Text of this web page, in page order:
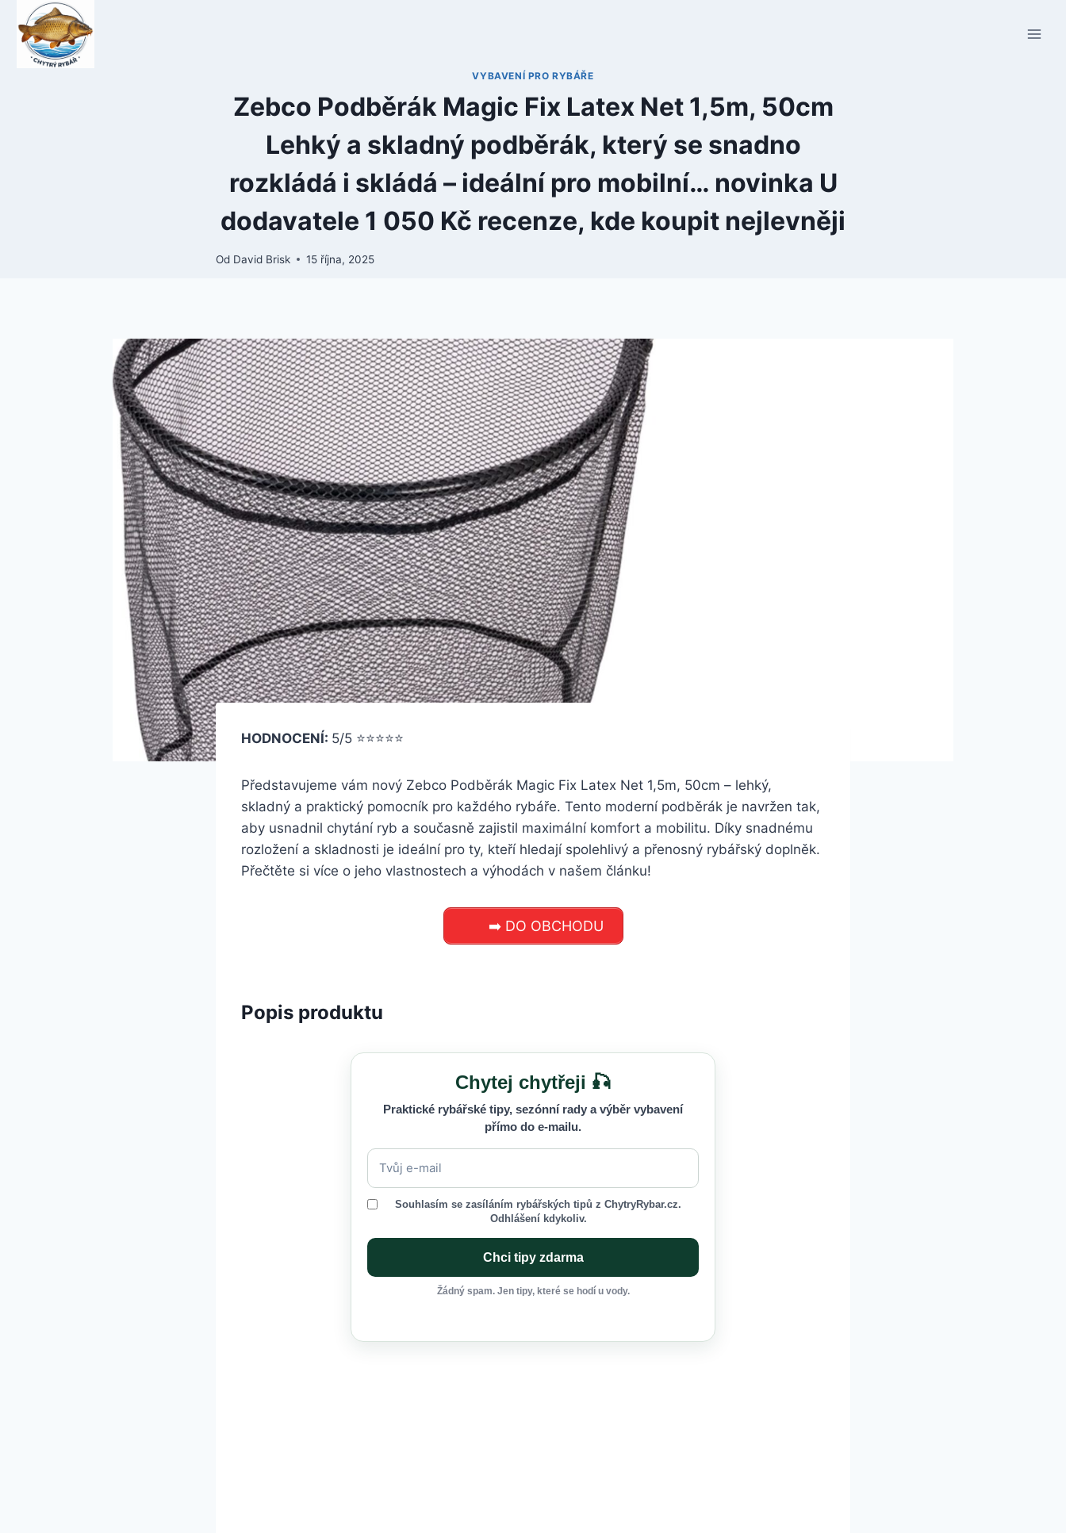
Přeskočit
obsah
VYBAVENÍ PRO RYBÁŘE
Zebco Podběrák Magic Fix Latex Net 1,5m, 50cm
Lehký a skladný podběrák, který se snadno
rozkládá i skládá – ideální pro mobilní… novinka U
dodavatele 1 050 Kč recenze, kde koupit nejlevněji
Od David Brisk 15 října, 2025
HODNOCENÍ: 5/5 ⭐⭐⭐⭐⭐
Představujeme vám nový Zebco Podběrák Magic Fix Latex Net 1,5m, 50cm – lehký,
skladný a praktický pomocník pro každého rybáře. Tento moderní podběrák je navržen tak,
aby usnadnil chytání ryb a současně zajistil maximální komfort a mobilitu. Díky snadnému
rozložení a skladnosti je ideální pro ty, kteří hledají spolehlivý a přenosný rybářský doplněk.
Přečtěte si více o jeho vlastnostech a výhodách v našem článku!
➡️ DO OBCHODU
Popis produktu
Chytej chytřeji 🎣
Praktické rybářské tipy, sezónní rady a výběr vybavení
přímo do e-mailu.
Souhlasím se zasíláním rybářských tipů z ChytryRybar.cz.
Odhlášení kdykoliv.
Chci tipy zdarma
Žádný spam. Jen tipy, které se hodí u vody.